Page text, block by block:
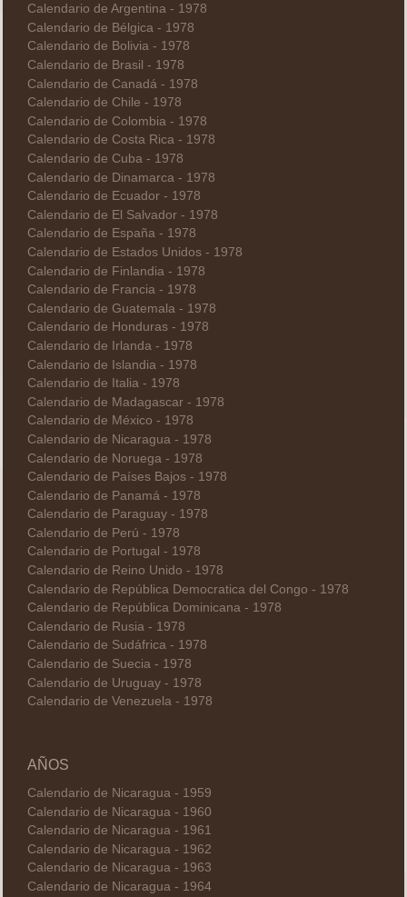
Calendario de Argentina - 1978
Calendario de Bélgica - 1978
Calendario de Bolivia - 1978
Calendario de Brasil - 1978
Calendario de Canadá - 1978
Calendario de Chile - 1978
Calendario de Colombia - 1978
Calendario de Costa Rica - 1978
Calendario de Cuba - 1978
Calendario de Dinamarca - 1978
Calendario de Ecuador - 1978
Calendario de El Salvador - 1978
Calendario de España - 1978
Calendario de Estados Unidos - 1978
Calendario de Finlandia - 1978
Calendario de Francia - 1978
Calendario de Guatemala - 1978
Calendario de Honduras - 1978
Calendario de Irlanda - 1978
Calendario de Islandia - 1978
Calendario de Italia - 1978
Calendario de Madagascar - 1978
Calendario de México - 1978
Calendario de Nicaragua - 1978
Calendario de Noruega - 1978
Calendario de Países Bajos - 1978
Calendario de Panamá - 1978
Calendario de Paraguay - 1978
Calendario de Perú - 1978
Calendario de Portugal - 1978
Calendario de Reino Unido - 1978
Calendario de República Democratica del Congo - 1978
Calendario de República Dominicana - 1978
Calendario de Rusia - 1978
Calendario de Sudáfrica - 1978
Calendario de Suecia - 1978
Calendario de Uruguay - 1978
Calendario de Venezuela - 1978
AÑOS
Calendario de Nicaragua - 1959
Calendario de Nicaragua - 1960
Calendario de Nicaragua - 1961
Calendario de Nicaragua - 1962
Calendario de Nicaragua - 1963
Calendario de Nicaragua - 1964